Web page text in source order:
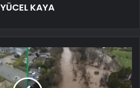
YÜCEL KAYA